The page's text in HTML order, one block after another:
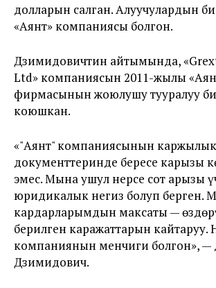
долларын салган. Алуучулардын
«Аянт» компаниясы болгон.
Дзимидовичтин айтымында,
Ltd» компаниясын 2011-жылы
фирмасынын жоюлушу тууралуу
коюшкан.
«"Аянт" компаниясынын каржылык
документтеринде бересе карызы
эмес. Мына ушул нерсе сот арызы
юридикалык негиз болуп берген.
кардарларымдын максаты —
берилген каражаттарын кайтаруу.
компаниянын менчиги болгон», —
Дзимидович.